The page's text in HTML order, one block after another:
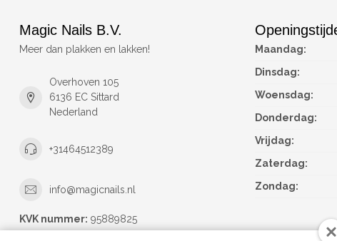
Magic Nails B.V.
Meer dan plakken en lakken!
Overhoven 105
6136 EC Sittard
Nederland
+31464512389
info@magicnails.nl
KVK nummer: 95889825
Maandag:
Dinsdag:
Woensdag:
Donderdag:
Vrijdag:
Zaterdag:
Zondag: